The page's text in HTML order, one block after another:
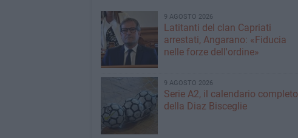
9 AGOSTO 2026
Latitanti del clan Capriati
arrestati, Angarano: «Fiducia
nelle forze dell'ordine»
9 AGOSTO 2026
Serie A2, il calendario completo
della Diaz Bisceglie